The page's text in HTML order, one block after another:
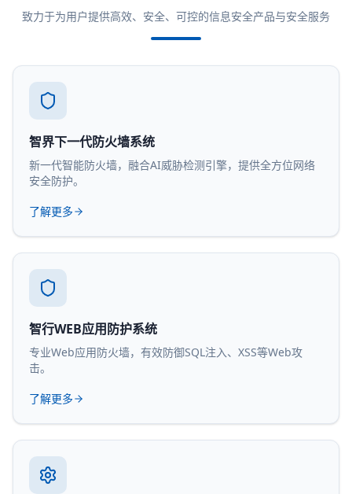
致力于为用户提供高效、安全、可控的信息安全产品与安全服务
智界下一代防火墙系统
新一代智能防火墙，融合AI威胁检测引擎，提供全方位网络
安全防护。
了解更多
智行WEB应用防护系统
专业Web应用防火墙，有效防御SQL注入、XSS等Web攻
击。
了解更多